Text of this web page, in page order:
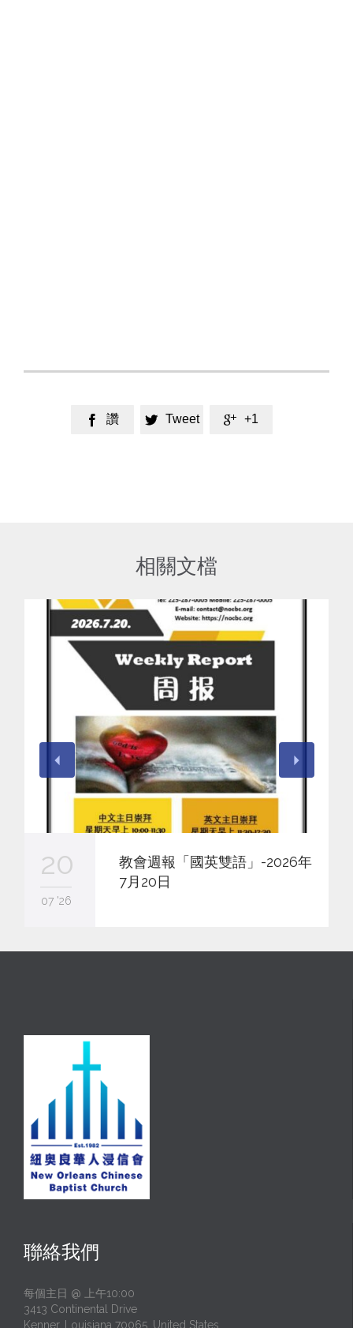
 讚  Tweet  +1
相關文檔
20
07 '26
教會週報「國英雙語」-2026年
7月20日
聯絡我們
每個主日 @ 上午10:00
3413 Continental Drive
Kenner, Louisiana 70065, United States